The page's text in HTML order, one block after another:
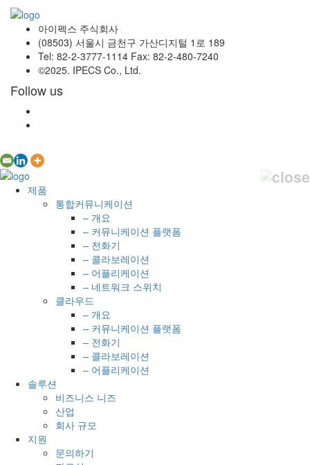
아이펙스 주식회사
(08503) 서울시 금천구 가산디지털 1로 189
Tel: 82-2-3777-1114 Fax: 82-2-480-7240
©2025. IPECS Co., Ltd.
Follow us
제품
통합커뮤니케이션
– 개요
– 커뮤니케이션 플랫폼
– 전화기
– 콜라보레이션
– 어플리케이션
– 네트워크 스위치
클라우드
– 개요
– 커뮤니케이션 플랫폼
– 전화기
– 콜라보레이션
– 어플리케이션
솔루션
비즈니스 니즈
산업
회사 규모
지원
문의하기